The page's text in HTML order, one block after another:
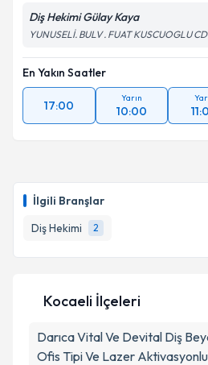
İlgili Branşlar
Diş Hekimi
2
Diş Hekimi Gülay Kaya
YUNUSELİ. BULV . FUAT KUSCUOGLU
En Yakın Saatler
17:00
Yarın
10:00
Kocaeli İlçeleri
DarıcaVital Ve Devital Diş
Ofis Tipi Ve Lazer